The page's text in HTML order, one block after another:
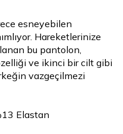
esneyebilen
Hareketlerinize
bu pantolon,
ve ikinci bir cilt gibi
vazgeçilmezi
Elastan